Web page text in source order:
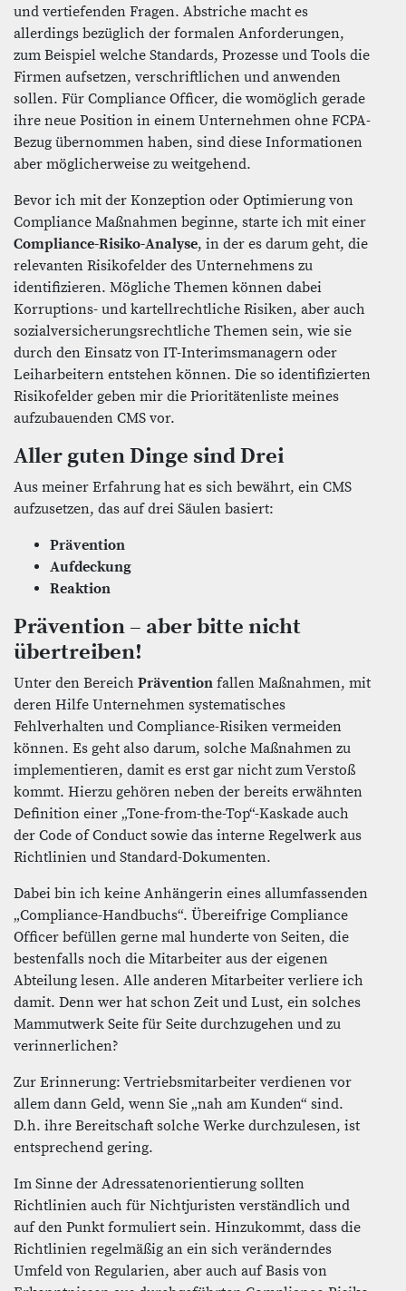
und vertiefenden Fragen. Abstriche macht es
allerdings bezüglich der formalen Anforderungen,
zum Beispiel welche Standards, Prozesse und Tools die
Firmen aufsetzen, verschriftlichen und anwenden
sollen. Für Compliance Officer, die womöglich gerade
ihre neue Position in einem Unternehmen ohne FCPA-
Bezug übernommen haben, sind diese Informationen
aber möglicherweise zu weitgehend.
Bevor ich mit der Konzeption oder Optimierung von
Compliance Maßnahmen beginne, starte ich mit einer
Compliance-Risiko-Analyse, in der es darum geht, die
relevanten Risikofelder des Unternehmens zu
identifizieren. Mögliche Themen können dabei
Korruptions- und kartellrechtliche Risiken, aber auch
sozialversicherungsrechtliche Themen sein, wie sie
durch den Einsatz von IT-Interimsmanagern oder
Leiharbeitern entstehen können. Die so identifizierten
Risikofelder geben mir die Prioritätenliste meines
aufzubauenden CMS vor.
Aller guten Dinge sind Drei
Aus meiner Erfahrung hat es sich bewährt, ein CMS
aufzusetzen, das auf drei Säulen basiert:
Prävention
Aufdeckung
Reaktion
Prävention – aber bitte nicht
übertreiben!
Unter den Bereich Prävention fallen Maßnahmen, mit
deren Hilfe Unternehmen systematisches
Fehlverhalten und Compliance-Risiken vermeiden
können. Es geht also darum, solche Maßnahmen zu
implementieren, damit es erst gar nicht zum Verstoß
kommt. Hierzu gehören neben der bereits erwähnten
Definition einer „Tone-from-the-Top“-Kaskade auch
der Code of Conduct sowie das interne Regelwerk aus
Richtlinien und Standard-Dokumenten.
Dabei bin ich keine Anhängerin eines allumfassenden
„Compliance-Handbuchs“. Übereifrige Compliance
Officer befüllen gerne mal hunderte von Seiten, die
bestenfalls noch die Mitarbeiter aus der eigenen
Abteilung lesen. Alle anderen Mitarbeiter verliere ich
damit. Denn wer hat schon Zeit und Lust, ein solches
Mammutwerk Seite für Seite durchzugehen und zu
verinnerlichen?
Zur Erinnerung: Vertriebsmitarbeiter verdienen vor
allem dann Geld, wenn Sie „nah am Kunden“ sind.
D.h. ihre Bereitschaft solche Werke durchzulesen, ist
entsprechend gering.
Im Sinne der Adressatenorientierung sollten
Richtlinien auch für Nichtjuristen verständlich und
auf den Punkt formuliert sein. Hinzukommt, dass die
Richtlinien regelmäßig an ein sich veränderndes
Umfeld von Regularien, aber auch auf Basis von